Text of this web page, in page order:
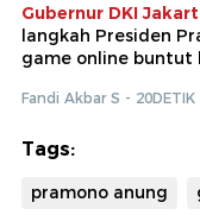
Gubernur DKI
langkah Presiden
game online buntut
Fandi Akbar S - 20DETIK
Tags:
pramono anung